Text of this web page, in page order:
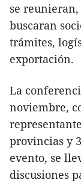
se
buscaran
trámites,
exportación.
La
noviembre,
provincias y
evento, se
discusiones